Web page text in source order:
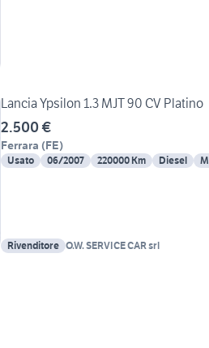
Lancia Ypsilon 1.3 MJT 90 CV Platino
2.500 €
Ferrara (FE)
Usato 06/2007 220000 Km Diesel
Rivenditore O.W. SERVICE CAR srl